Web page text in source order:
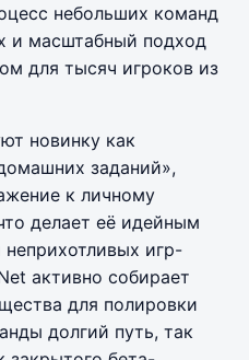
небольших команд
и масштабный подход
для тысяч игроков из
новинку как
заданий»,
к личному
делает её идейным
игр-
активно собирает
для полировки
долгий путь, так